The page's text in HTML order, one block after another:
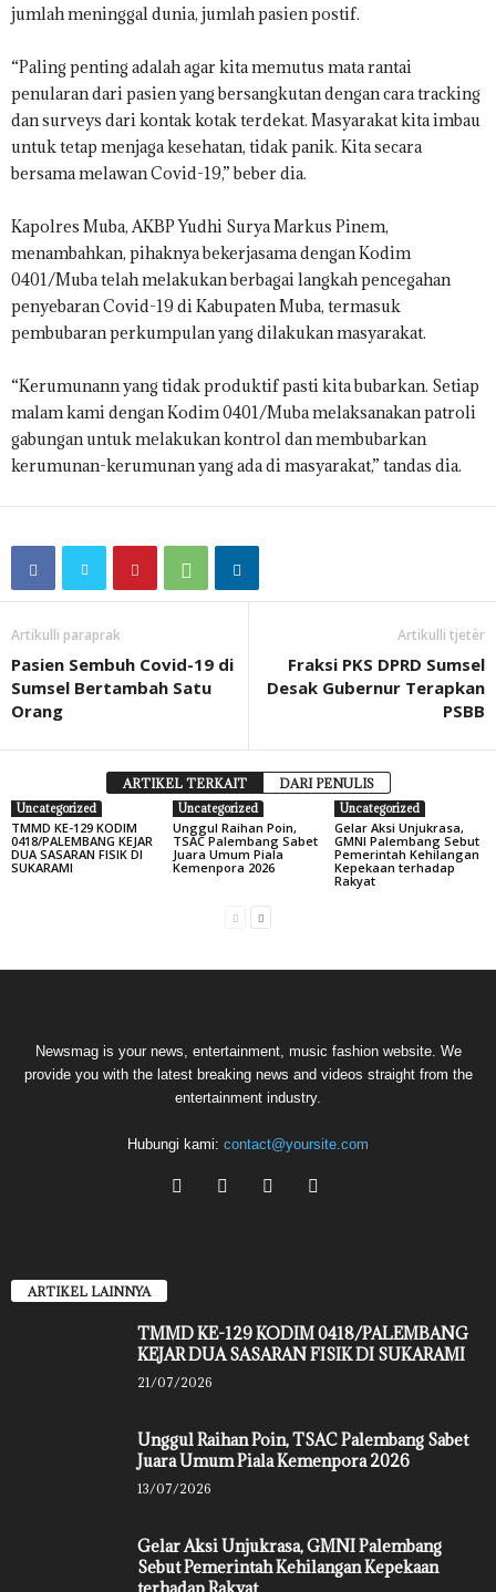
jumlah meninggal dunia, jumlah pasien postif.
“Paling penting adalah agar kita memutus mata rantai
penularan dari pasien yang bersangkutan dengan cara tracking
dan surveys dari kontak kotak terdekat. Masyarakat kita imbau
untuk tetap menjaga kesehatan, tidak panik. Kita secara
bersama melawan Covid-19,” beber dia.
Kapolres Muba, AKBP Yudhi Surya Markus Pinem,
menambahkan, pihaknya bekerjasama dengan Kodim
0401/Muba telah melakukan berbagai langkah pencegahan
penyebaran Covid-19 di Kabupaten Muba, termasuk
pembubaran perkumpulan yang dilakukan masyarakat.
“Kerumunann yang tidak produktif pasti kita bubarkan. Setiap
malam kami dengan Kodim 0401/Muba melaksanakan patroli
gabungan untuk melakukan kontrol dan membubarkan
kerumunan-kerumunan yang ada di masyarakat,” tandas dia.
Artikulli paraprak
Pasien Sembuh Covid-19 di
Sumsel Bertambah Satu
Orang
Artikulli tjetër
Fraksi PKS DPRD Sumsel
Desak Gubernur Terapkan
PSBB
ARTIKEL TERKAIT DARI PENULIS
Uncategorized
TMMD KE-129 KODIM
0418/PALEMBANG KEJAR
DUA SASARAN FISIK DI
SUKARAMI
Uncategorized
Unggul Raihan Poin,
TSAC Palembang Sabet
Juara Umum Piala
Kemenpora 2026
Uncategorized
Gelar Aksi Unjukrasa,
GMNI Palembang Sebut
Pemerintah Kehilangan
Kepekaan terhadap
Rakyat
Newsmag is your news, entertainment, music fashion website. We
provide you with the latest breaking news and videos straight from the
entertainment industry.
Hubungi kami: contact@yoursite.com
ARTIKEL LAINNYA
TMMD KE-129 KODIM 0418/PALEMBANG
KEJAR DUA SASARAN FISIK DI SUKARAMI
21/07/2026
Unggul Raihan Poin, TSAC Palembang Sabet
Juara Umum Piala Kemenpora 2026
13/07/2026
Gelar Aksi Unjukrasa, GMNI Palembang
Sebut Pemerintah Kehilangan Kepekaan